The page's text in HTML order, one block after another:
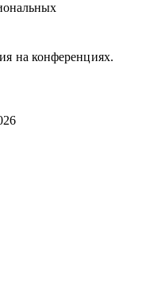
на конференциях.